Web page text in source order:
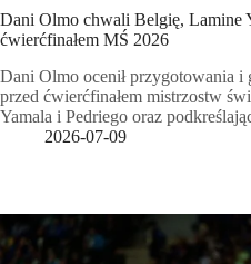
Dani Olmo chwali Belgię, Lamine
ćwierćfinałem MŚ 2026
Dani Olmo ocenił przygotowania i
przed ćwierćfinałem mistrzostw
Yamala i Pedriego oraz
2026-07-09